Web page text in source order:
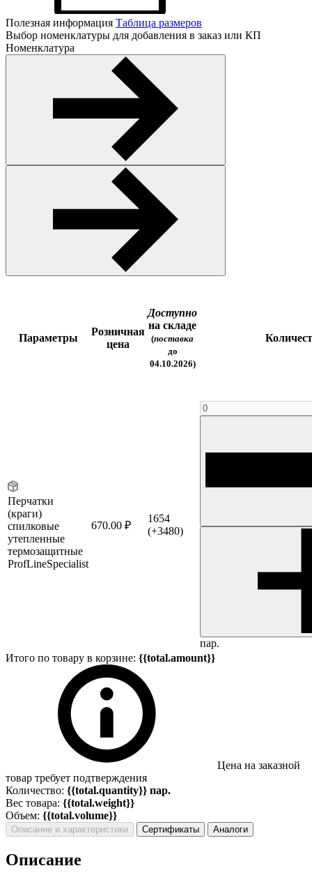
Полезная информация Таблица размеров
Выбор номенклатуры для добавления в заказ или КП
Номенклатура
Параметры
Розничная
цена
Доступно
на складе
(поставка
до
04.10.2026)
Перчатки
(краги)
спилковые
утепленные
термозащитные
ProfLineSpecialist
670.00 ₽
1654
(+3480)
пар.
Итого по товару в корзине: {{total.amount}}
Цена на заказной
товар требует подтверждения
Количество: {{total.quantity}} пар.
Вес товара: {{total.weight}}
Объем: {{total.volume}}
Описание и характеристики Сертификаты Аналоги
Описание